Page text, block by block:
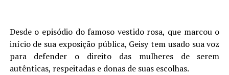
Desde o episódio do famoso vestido rosa, que marcou o
início de sua exposição pública, Geisy tem usado sua voz
para defender o direito das mulheres de serem
autênticas, respeitadas e donas de suas escolhas.